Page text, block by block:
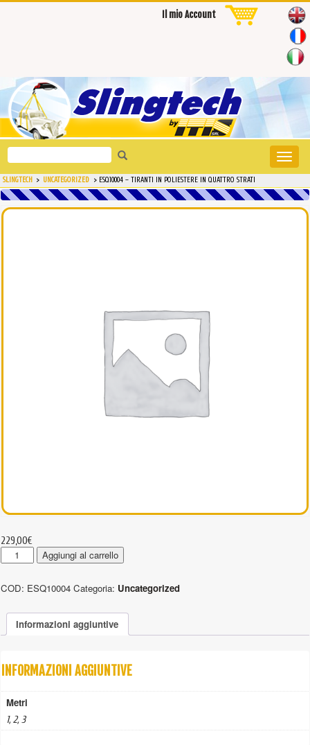
Il mio Account
Toggle
Search
for:
SLINGTECH > UNCATEGORIZED > ESQ10004 – TIRANTI IN POLIESTERE IN QUATTRO STRATI
229,00€
ESQ10004
-
in
in
quattro
strati
Aggiungi al carrello
COD: ESQ10004 Categoria: Uncategorized
Informazioni aggiuntive
INFORMAZIONI AGGIUNTIVE
Metri
1, 2, 3